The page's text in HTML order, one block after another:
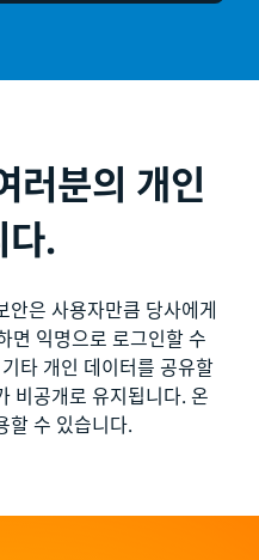
러분의 개인
다.
안은 사용자만큼 당사에게
면 익명으로 로그인할 수
타 개인 데이터를 공유할
비공개로 유지됩니다. 온
할 수 있습니다.